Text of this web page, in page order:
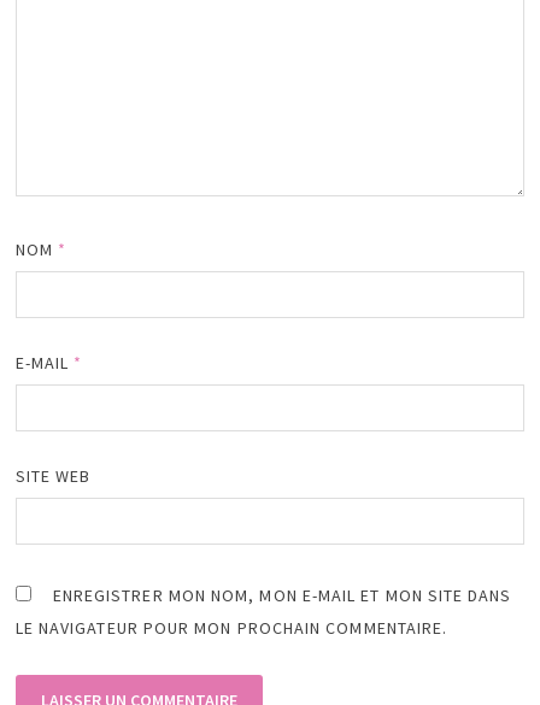
NOM *
E-MAIL *
SITE WEB
ENREGISTRER MON NOM, MON E-MAIL ET MON SITE DANS
LE NAVIGATEUR POUR MON PROCHAIN COMMENTAIRE.